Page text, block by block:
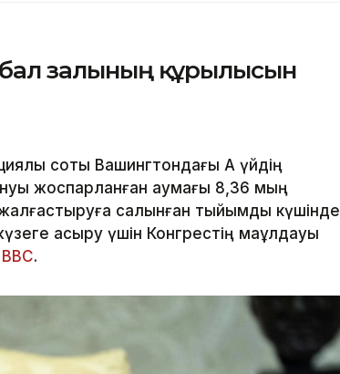
залының құрылысын
соты Вашингтондағы Ақ үйдің
жоспарланған аумағы 8,36 мың
салынған тыйымды күшінде
асыру үшін Конгрестің мақұлдауы
BBC.